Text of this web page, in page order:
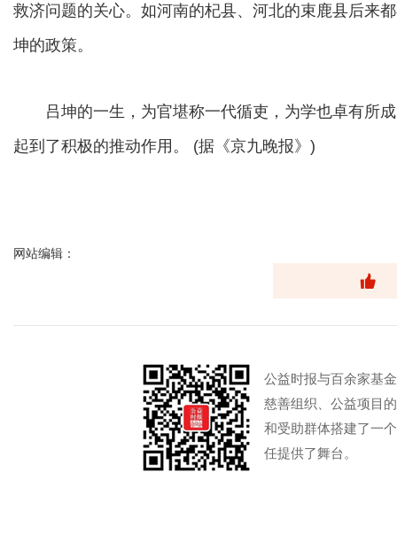
救济问题的关心。如河南的杞县、河北的束鹿县后来
坤的政策。
吕坤的一生，为官堪称一代循吏，为学也卓有所成
起到了积极的推动作用。 (据《京九晚报》)
网站编辑：
公益时报与百余家基
慈善组织、公益项目
和受助群体搭建了一
任提供了舞台。